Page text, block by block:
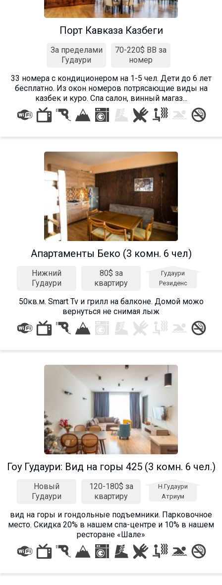
Порт Кавказа Казбеги
За пределами
Гудаури
70-220$ BB за
номер
33 номера с кондиционером на 1-5 чел. Дети до 6 лет
бесплатно. Из окон номеров потрясающие виды на
казбек и куро. Спа салон, винный магаз...
Апартаменты Беко (3 комн. 6 чел)
Нижний
Гудаури
80$ за
квартиру
Гудаури
Резиденс
50кв.м. Smart Tv и грилл на балконе. Домой можо
вернуться не снимая лыж
Гоу Гудаури: Вид на горы 425 (3 комн. 6 чел.)
Новый
Гудаури
120-180$ за
квартиру
Н.Гудаури
Атриум
вид на горы и гондольные подъемники. Парковочное
место. Cкидка 20% в нашем спа-центре и 10% в нашем
ресторане «Шале»